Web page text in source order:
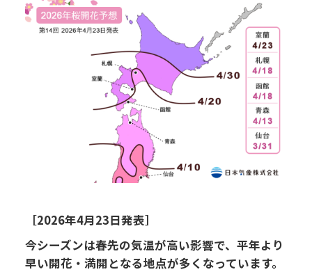
［2026年4月23日発表］
今シーズンは春先の気温が高い影響で、平年より
早い開花・満開となる地点が多くなっています。